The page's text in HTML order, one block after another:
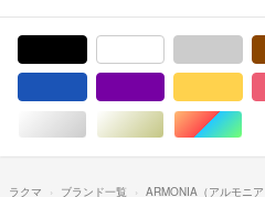
シルバー/銀色系ゴールド/金色系
マ
ラクマ ブランド一覧 ARMONIA（アルモニア